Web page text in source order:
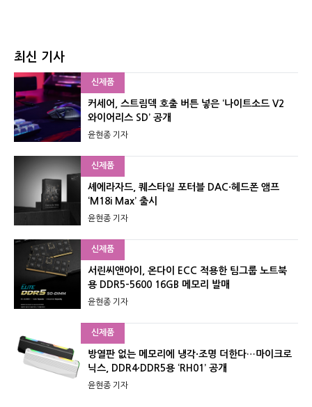
최신 기사
신제품
커세어, 스트림덱 호출 버튼 넣은 ‘나이트소드 V2
와이어리스 SD’ 공개
윤현종 기자
신제품
셰에라자드, 퀘스타일 포터블 DAC·헤드폰 앰프
‘M18i Max’ 출시
윤현종 기자
신제품
서린씨앤아이, 온다이 ECC 적용한 팀그룹 노트북
용 DDR5-5600 16GB 메모리 발매
윤현종 기자
신제품
방열판 없는 메모리에 냉각·조명 더한다…마이크로
닉스, DDR4·DDR5용 ‘RH01’ 공개
윤현종 기자